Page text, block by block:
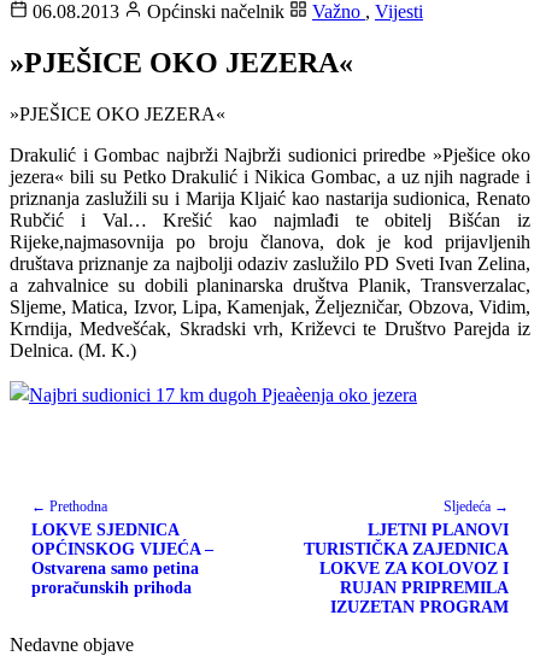
06.08.2013
Općinski načelnik Važno , Vijesti
»PJEŠICE OKO JEZERA«
»PJEŠICE OKO JEZERA«
Drakulić i Gombac najbrži Najbrži sudionici priredbe »Pješice oko
jezera« bili su Petko Drakulić i Nikica Gombac, a uz njih nagrade i
priznanja zaslužili su i Marija Kljaić kao nastarija sudionica, Renato
Rubčić i Val… Krešić kao najmlađi te obitelj Bišćan iz
Rijeke,najmasovnija po broju članova, dok je kod prijavljenih
društava priznanje za najbolji odaziv zaslužilo PD Sveti Ivan Zelina,
a zahvalnice su dobili planinarska društva Planik, Transverzalac,
Sljeme, Matica, Izvor, Lipa, Kamenjak, Željezničar, Obzova, Vidim,
Krndija, Medvešćak, Skradski vrh, Križevci te Društvo Parejda iz
Delnica. (M. K.)
← Prethodna
LOKVE SJEDNICA
OPĆINSKOG VIJEĆA –
Ostvarena samo petina
proračunskih prihoda
Sljedeća →
LJETNI PLANOVI
TURISTIČKA ZAJEDNICA
LOKVE ZA KOLOVOZ I
RUJAN PRIPREMILA
IZUZETAN PROGRAM
Nedavne objave